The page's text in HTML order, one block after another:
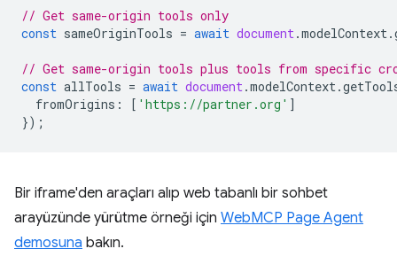
// Get same-origin tools only
const sameOriginTools = await document.modelContext.
// Get same-origin tools plus tools from specific
const allTools = await document.modelContext.
fromOrigins : [ 'https://partner.org' ]
});
Bir iframe'den araçları alıp web tabanlı bir sohbet
arayüzünde yürütme örneği için WebMCP Page Agent
demosuna bakın.